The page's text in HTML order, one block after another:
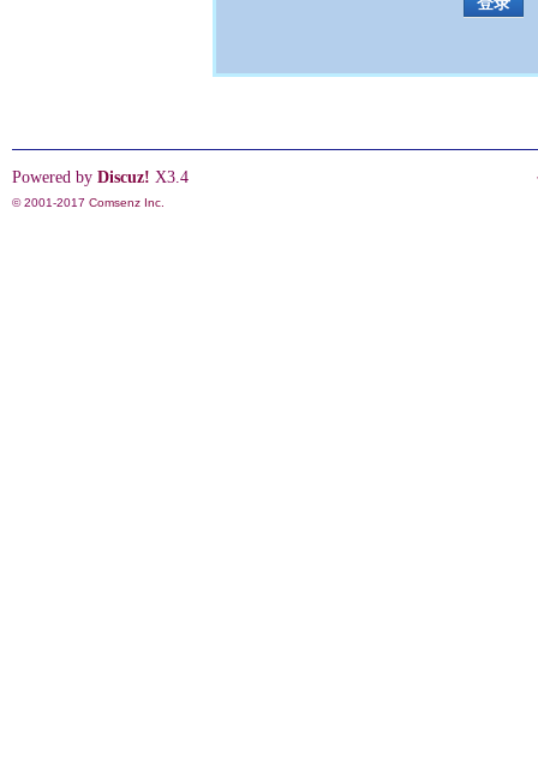
Powered by Discuz! X3.4
© 2001-2017 Comsenz Inc.